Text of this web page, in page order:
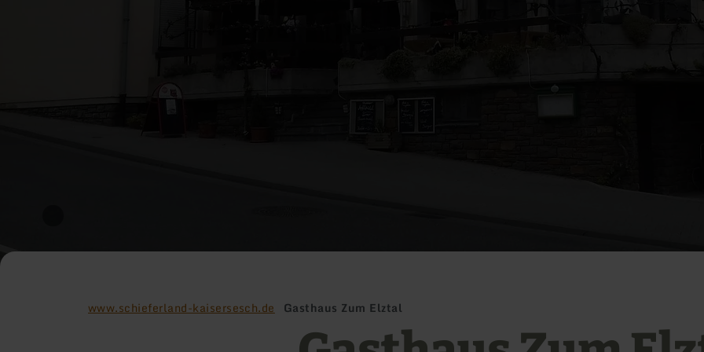
www.schieferland-kaisersesch.de Gasthaus Zum Elztal